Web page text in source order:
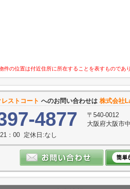
の位置は付近住所に所在することを表すものであ
ストコート へのお問い合わせは 株式会社
4877
〒540-0012
大阪府大阪市
：00 定休日:なし